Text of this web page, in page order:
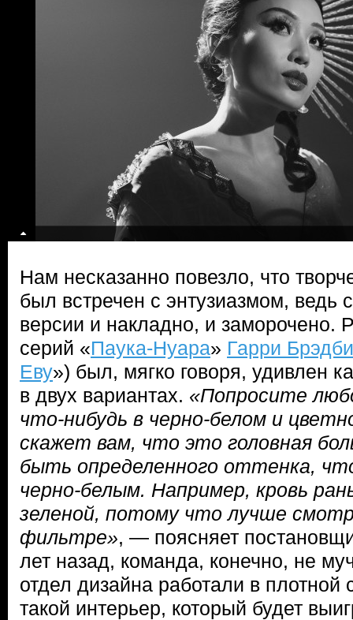
Нам несказанно повезло, что
был встречен с энтузиазмом, ведь
версии и накладно, и заморочено.
серий «Паука-Нуара» Гарри
Еву») был, мягко говоря, удивлен
в двух вариантах. «Попросите
что-нибудь в черно-белом и
скажет вам, что это головная
быть определенного оттенка,
черно-белым. Например, кровь
зеленой, потому что лучше
фильтре», — поясняет
лет назад, команда, конечно, не
отдел дизайна работали в плотной
такой интерьер, который будет